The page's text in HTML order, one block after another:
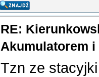
RE:
Akumulatorem
Tzn ze